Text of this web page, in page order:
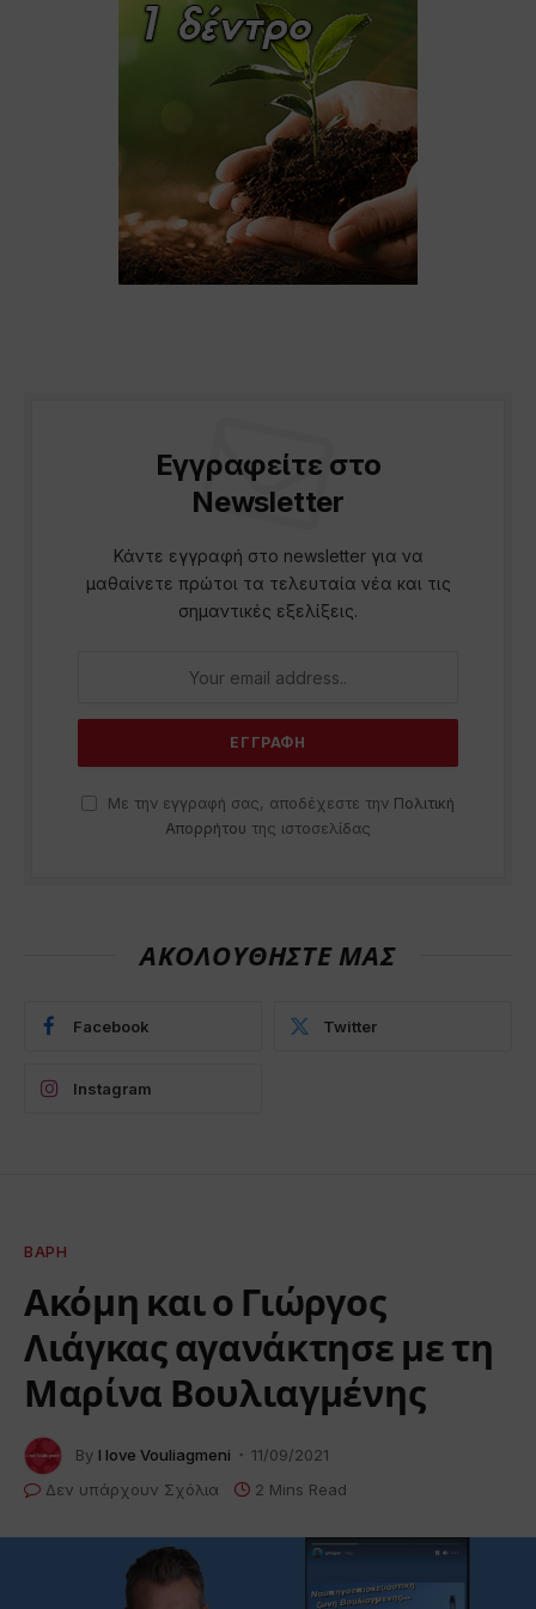
Εγγραφείτε στο
Newsletter
Κάντε εγγραφή στο newsletter για να
μαθαίνετε πρώτοι τα τελευταία νέα και τις
σημαντικές εξελίξεις.
Με την εγγραφή σας, αποδέχεστε την Πολιτική
Απορρήτου της ιστοσελίδας
ΑΚΟΛΟΥΘΗΣΤΕ ΜΑΣ
Facebook Twitter
Instagram
ΒΆΡΗ
Ακόμη και ο Γιώργος
Λιάγκας αγανάκτησε με τη
Μαρίνα Βουλιαγμένης
By I love Vouliagmeni
11/09/2021
Δεν υπάρχουν Σχόλια
2 Mins Read